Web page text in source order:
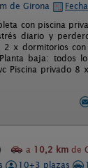
de Girona
con piscina
diario y
x dormitorios
baja:
Piscina privado
a 10,2 km de
10+3 plazas